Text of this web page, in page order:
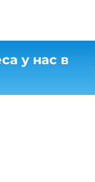
у нас в